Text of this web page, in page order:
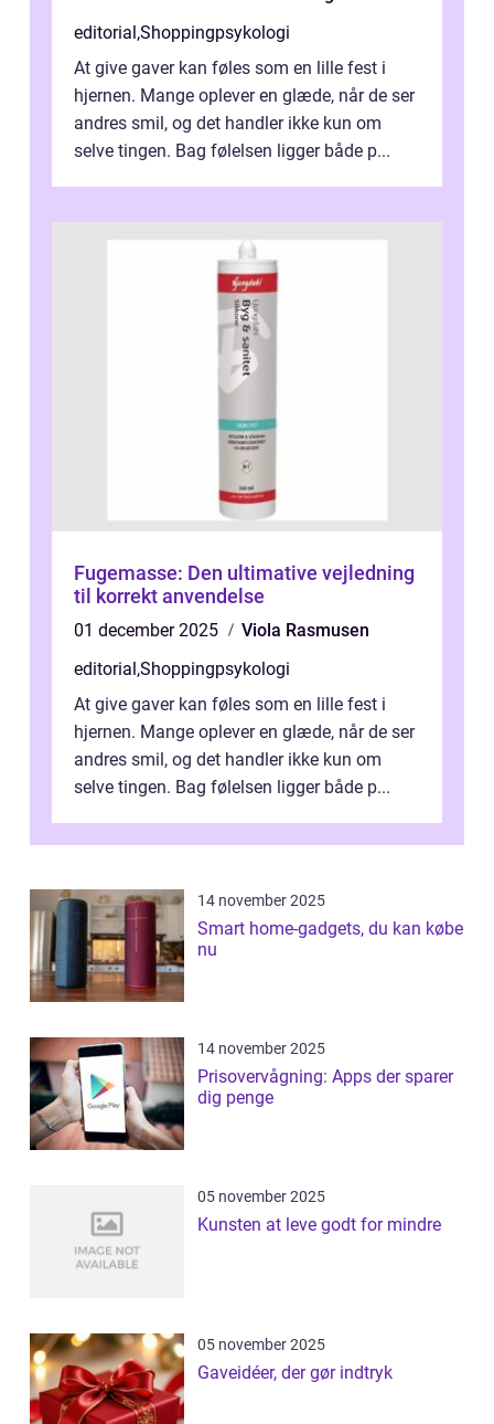
editorial,Shoppingpsykologi
At give gaver kan føles som en lille fest i
hjernen. Mange oplever en glæde, når de ser
andres smil, og det handler ikke kun om
selve tingen. Bag følelsen ligger både p...
Fugemasse: Den ultimative vejledning
til korrekt anvendelse
01 december 2025
Viola Rasmusen
editorial,Shoppingpsykologi
At give gaver kan føles som en lille fest i
hjernen. Mange oplever en glæde, når de ser
andres smil, og det handler ikke kun om
selve tingen. Bag følelsen ligger både p...
14 november 2025
Smart home-gadgets, du kan købe
nu
14 november 2025
Prisovervågning: Apps der sparer
dig penge
05 november 2025
Kunsten at leve godt for mindre
05 november 2025
Gaveidéer, der gør indtryk